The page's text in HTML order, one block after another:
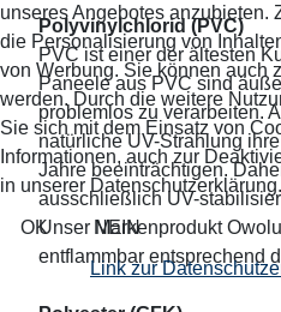
Polyvinylchlorid (PVC)
PVC ist einer der ältesten
Paneele aus PVC sind
problemlos zu verarbeiten.
natürliche UV-Strahlung
Jahre beeinträchtigen.
ausschließlich UV-
Unser Markenprodukt
entflammbar entsprechend
unseres Angebotes anzubieten.
die Personalisierung von
von Werbung. Sie können auch
werden. Durch die weitere
Sie sich mit dem Einsatz von
Informationen, auch zur
in unserer Datenschutzerklärung.
OK NEIN
Link zur